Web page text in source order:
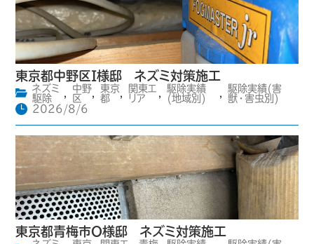
東京都中野区I様邸 ネズミ対策施工
ネズミ
駆除
中野
区
東京
都
関東エ
リア
駆除実績
(地域別)
駆除実績(害
獣・害虫別)
2026/8/6
東京都青梅市O様邸 ネズミ対策施工